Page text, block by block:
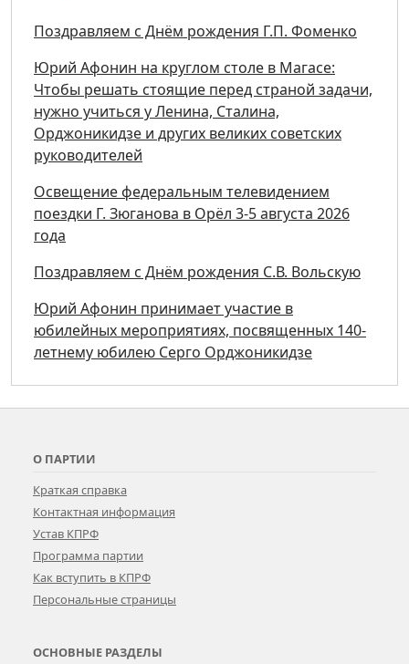
Поздравляем с Днём рождения Г.П. Фоменко
Юрий Афонин на круглом столе в Магасе:
Чтобы решать стоящие перед страной задачи,
нужно учиться у Ленина, Сталина,
Орджоникидзе и других великих советских
руководителей
Освещение федеральным телевидением
поездки Г. Зюганова в Орёл 3-5 августа 2026
года
Поздравляем с Днём рождения С.В. Вольскую
Юрий Афонин принимает участие в
юбилейных мероприятиях, посвященных 140-
летнему юбилею Серго Орджоникидзе
О ПАРТИИ
Краткая справка
Контактная информация
Устав КПРФ
Программа партии
Как вступить в КПРФ
Персональные страницы
ОСНОВНЫЕ РАЗДЕЛЫ